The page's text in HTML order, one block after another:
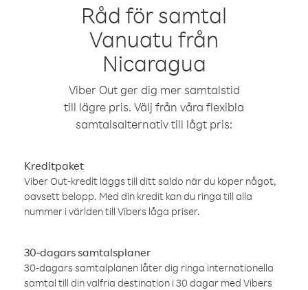
Råd för samtal
Vanuatu från
Nicaragua
Viber Out ger dig mer samtalstid
till lägre pris. Välj från våra flexibla
samtalsalternativ till lågt pris:
Kreditpaket
Viber Out-kredit läggs till ditt saldo när du köper något,
oavsett belopp. Med din kredit kan du ringa till alla
nummer i världen till Vibers låga priser.
30-dagars samtalsplaner
30-dagars samtalplanen låter dig ringa internationella
samtal till din valfria destination i 30 dagar med Vibers